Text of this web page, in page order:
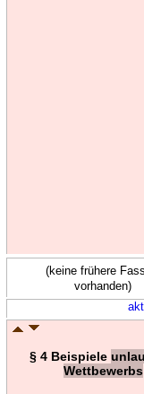
(keine frühere
vorhanden)
§ 4 Beispiele
Wettbewerbs